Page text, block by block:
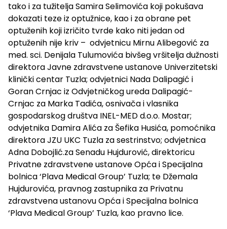
tako i za tužitelja Samira Selimovića koji pokušava
dokazati teze iz optužnice, kao i za obrane pet
optuženih koji izričito tvrde kako niti jedan od
optuženih nije kriv – odvjetnicu Mirnu Alibegović za
med. sci. Denijala Tulumovića bivšeg vršitelja dužnosti
direktora Javne zdravstvene ustanove Univerzitetski
klinički centar Tuzla; odvjetnici Nada Dalipagić i
Goran Crnjac iz Odvjetničkog ureda Dalipagić-
Crnjac za Marka Tadića, osnivača i vlasnika
gospodarskog društva INEL-MED d.o.o. Mostar;
odvjetnika Damira Alića za Šefika Husića, pomoćnika
direktora JZU UKC Tuzla za sestrinstvo; odvjetnica
Adna Dobojlić.za Senadu Hujdurović, direktoricu
Privatne zdravstvene ustanove Opća i Specijalna
bolnica ‘Plava Medical Group’ Tuzla; te Džemala
Hujdurovića, pravnog zastupnika za Privatnu
zdravstvena ustanovu Opća i Specijalna bolnica
‘Plava Medical Group’ Tuzla, kao pravno lice.